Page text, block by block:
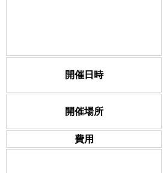
開催日時
開催場所
費用